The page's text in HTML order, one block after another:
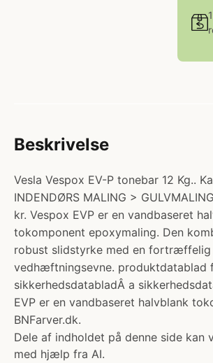
Beskrivelse
Vesla Vespox EV-P tonebar 12 Kg..
INDENDØRS MALING >
kr. Vespox EVP er en vandbaseret
tokomponent epoxymaling. Den
robust slidstyrke med en fortræffelig
vedhæftningsevne. produktdatablad
sikkerhedsdatabladÂ a
EVP er en vandbaseret halvblank
BNFarver.dk.
Dele af indholdet på denne side kan
med hjælp fra AI.